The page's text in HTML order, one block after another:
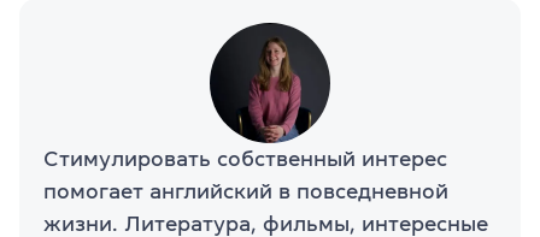
Стимулировать собственный интерес
помогает английский в повседневной
жизни. Литература, фильмы, интересные